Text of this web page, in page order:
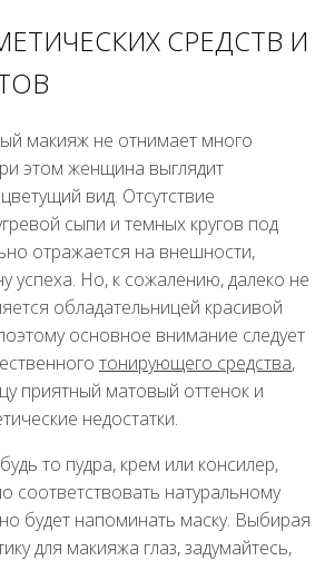
СРЕДСТВ И
макияж не отнимает много
этом женщина выглядит
вид. Отсутствие
сыпи и темных кругов под
отражается на внешности,
успеха. Но, к сожалению, далеко не
обладательницей красивой
основное внимание следует
тонирующего средства,
приятный матовый оттенок и
недостатки.
то пудра, крем или консилер,
соответствовать натуральному
будет напоминать маску. Выбирая
для макияжа глаз, задумайтесь,